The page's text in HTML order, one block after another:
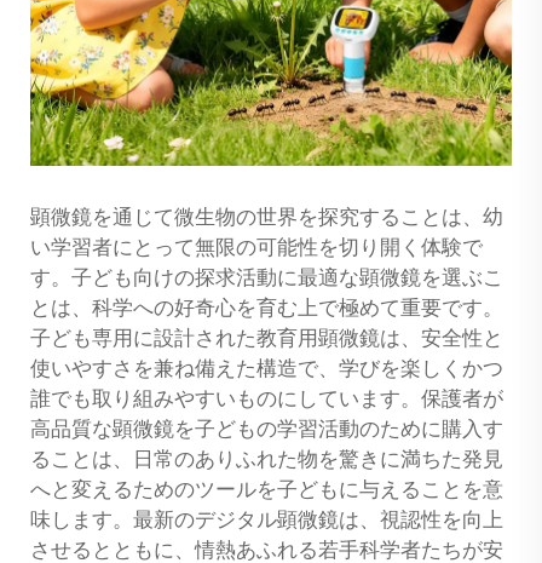
顕微鏡を通じて微生物の世界を探究することは、幼
い学習者にとって無限の可能性を切り開く体験で
す。子ども向けの探求活動に最適な顕微鏡を選ぶこ
とは、科学への好奇心を育む上で極めて重要です。
子ども専用に設計された教育用顕微鏡は、安全性と
使いやすさを兼ね備えた構造で、学びを楽しくかつ
誰でも取り組みやすいものにしています。保護者が
高品質な顕微鏡を子どもの学習活動のために購入す
ることは、日常のありふれた物を驚きに満ちた発見
へと変えるためのツールを子どもに与えることを意
味します。最新のデジタル顕微鏡は、視認性を向上
させるとともに、情熱あふれる若手科学者たちが安